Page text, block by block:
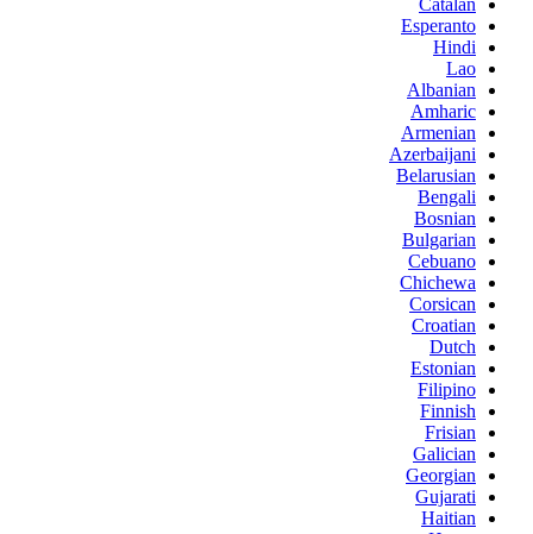
Catalan
Esperanto
Hindi
Lao
Albanian
Amharic
Armenian
Azerbaijani
Belarusian
Bengali
Bosnian
Bulgarian
Cebuano
Chichewa
Corsican
Croatian
Dutch
Estonian
Filipino
Finnish
Frisian
Galician
Georgian
Gujarati
Haitian